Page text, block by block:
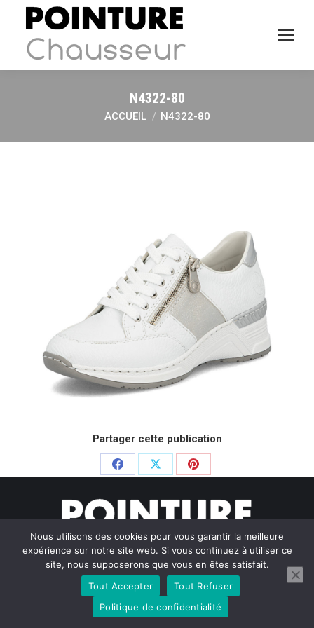
N4322-80
Vous êtes ici :
ACCUEIL N4322-80
Partager cette publication
Partager
Facebook
PartagerPartager
Pinterest
© Pointure Chausseurs - 2020. Dream-Theme — truly
WordPress themes
Menu BAS
Nous utilisons des cookies pour vous garantir la meilleure
expérience sur notre site web. Si vous continuez à utiliser ce
site, nous supposerons que vous en êtes satisfait.
Tout Accepter
Tout Refuser
Politique de confidentialité